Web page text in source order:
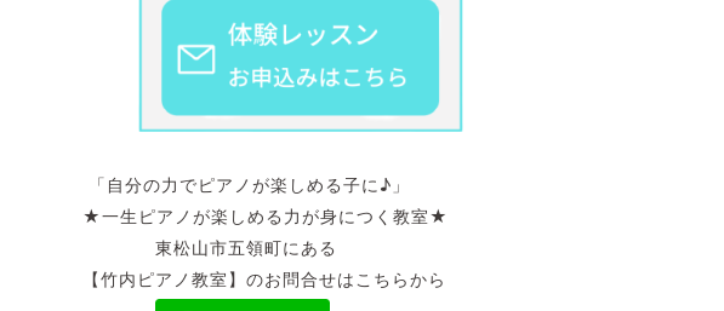
「自分の力でピアノが楽しめる子に♪」
★一生ピアノが楽しめる力が身につく教室★
東松山市五領町にある
【竹内ピアノ教室】のお問合せはこちらから